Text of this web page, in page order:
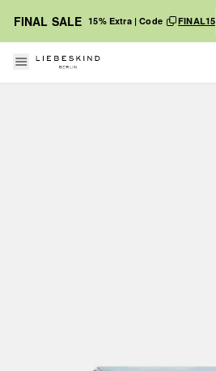
FINAL SALE 15% Extra | Code FINAL15